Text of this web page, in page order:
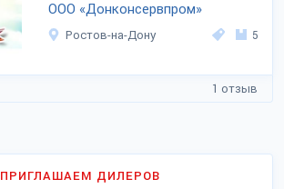
ООО «Донконсервпром»
Ростов-на-Дону 5
1 отзыв
ПРИГЛАШАЕМ ДИЛЕРОВ